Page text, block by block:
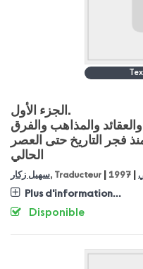
الجزء الأول.
والمذاهب والفرق
فجر التاريخ حتى العصر
الحالي
سهيل زكار, Traducteur 1997
Plus d'information...
Disponible